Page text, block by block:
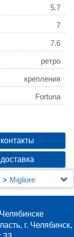
5.7
7
7.6
ретро
крепления
Fortuna
контакты
доставка
Migliore
г. Челябинск,